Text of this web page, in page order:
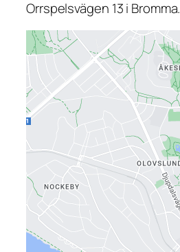
Orrspelsvägen 13 i Bromma.